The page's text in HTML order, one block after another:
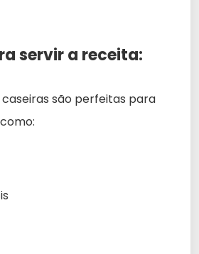
servir a receita:
são perfeitas para